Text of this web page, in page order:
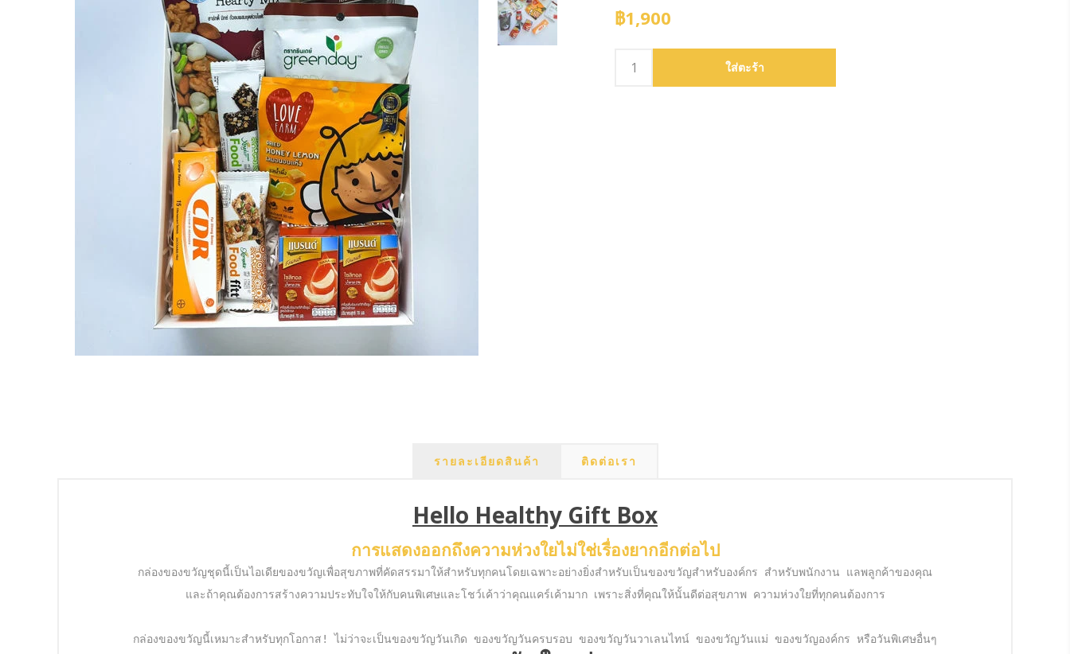
฿1,900
รายละเอียดสินค้า ติดต่อเรา
Hello Healthy Gift Box
การแสดงออกถึงความห่วงใยไม่ใช่เรื่องยากอีกต่อไป
กล่องของขวัญชุดนี้เป็นไอเดียของขวัญเพื่อสุขภาพที่คัดสรรมาให้สำหรับทุกคนโดยเฉพาะอย่างยิ่งสำหรับเป็นของขวัญสำหรับองค์กร สำหรับพนักงาน แลพลูกค้าของคุณ
และถ้าคุณต้องการสร้างความประทับใจให้กับคนพิเศษและโชว์เค้าว่าคุณแคร์เค้ามาก เพราะสิ่งที่คุณให้นั้นดีต่อสุขภาพ ความห่วงใยที่ทุกคนต้องการ
กล่องของขวัญนี้เหมาะสำหรับทุกโอกาส! ไม่ว่าจะเป็นของขวัญวันเกิด ของขวัญวันครบรอบ ของขวัญวันวาเลนไทน์ ของขวัญวันแม่ ของขวัญองค์กร หรือวันพิเศษอื่นๆ